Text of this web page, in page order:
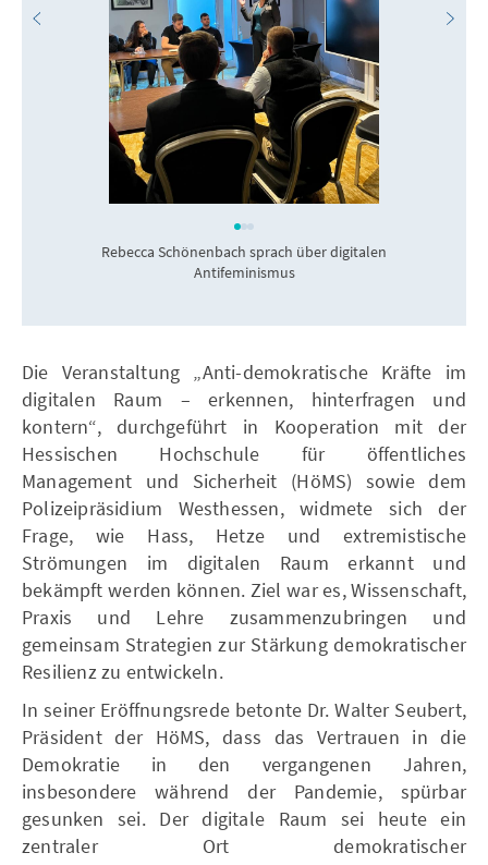
Rebecca Schönenbach sprach über digitalen
Antifeminismus
Die Veranstaltung „Anti-demokratische Kräfte im
digitalen Raum – erkennen, hinterfragen und
kontern“, durchgeführt in Kooperation mit der
Hessischen Hochschule für öffentliches
Management und Sicherheit (HöMS) sowie dem
Polizeipräsidium Westhessen, widmete sich der
Frage, wie Hass, Hetze und extremistische
Strömungen im digitalen Raum erkannt und
bekämpft werden können. Ziel war es, Wissenschaft,
Praxis und Lehre zusammenzubringen und
gemeinsam Strategien zur Stärkung demokratischer
Resilienz zu entwickeln.
In seiner Eröffnungsrede betonte Dr. Walter Seubert,
Präsident der HöMS, dass das Vertrauen in die
Demokratie in den vergangenen Jahren,
insbesondere während der Pandemie, spürbar
gesunken sei. Der digitale Raum sei heute ein
zentraler Ort demokratischer